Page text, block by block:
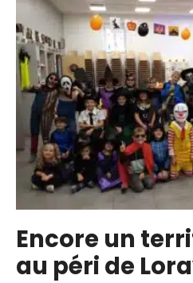
Encore un
au péri de